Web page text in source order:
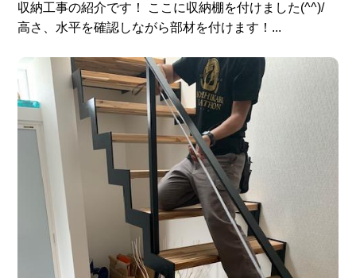
収納工事の紹介です！ ここに収納棚を付けました(^^)/
高さ、水平を確認しながら部材を付けます！...